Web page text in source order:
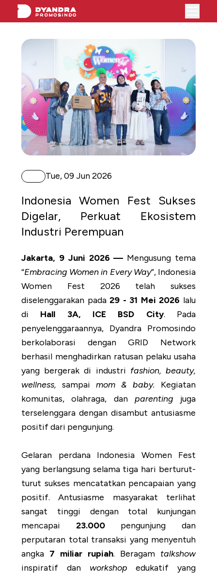
Tue, 09 Jun 2026
Indonesia Women Fest Sukses
Digelar, Perkuat Ekosistem
Industri Perempuan
Jakarta, 9 Juni 2026 — Mengusung tema
“Embracing Women in Every Way”, Indonesia
Women Fest 2026 telah sukses
diselenggarakan pada29 - 31 Mei 2026 lalu
di Hall 3A, ICE BSD City. Pada
penyelenggaraannya, Dyandra Promosindo
berkolaborasi dengan GRID Network
berhasil menghadirkan ratusan pelaku usaha
yang bergerak di industri fashion, beauty,
wellness, sampai mom & baby. Kegiatan
komunitas, olahraga, dan parenting juga
terselenggara dengan disambut antusiasme
positif dari pengunjung.
Gelaran perdana Indonesia Women Fest
yang berlangsung selama tiga hari berturut-
turut sukses mencatatkan pencapaian yang
positif. Antusiasme masyarakat terlihat
sangat tinggi dengan total kunjungan
mencapai 23.000pengunjung dan
perputaran total transaksi yang menyentuh
angka 7 miliar rupiah. Beragam talkshow
inspiratif dan workshopedukatif yang